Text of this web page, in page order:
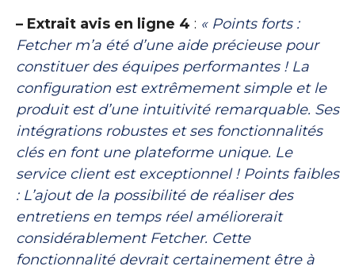
– Extrait avis en ligne 4 : « Points forts :
Fetcher m’a été d’une aide précieuse pour
constituer des équipes performantes ! La
configuration est extrêmement simple et le
produit est d’une intuitivité remarquable. Ses
intégrations robustes et ses fonctionnalités
clés en font une plateforme unique. Le
service client est exceptionnel ! Points faibles
: L’ajout de la possibilité de réaliser des
entretiens en temps réel améliorerait
considérablement Fetcher. Cette
fonctionnalité devrait certainement être à